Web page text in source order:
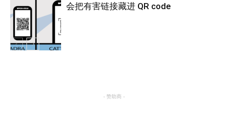
热点
会把有害链接藏进 QR code
- 赞助商 -